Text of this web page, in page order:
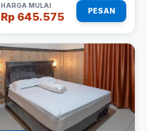
HARGA MULAI
Rp 645.575 PESAN